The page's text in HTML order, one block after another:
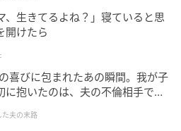
ットの上にベルトバッグでウ
も新鮮。「このスタイルはわ
マークをしています。少し
、スタイリングにメリハリも
生きてるよね？」寝ていると思
開けたら
びに包まれたあの瞬間。我が子
に抱いたのは、夫の不倫相手でし
た夫の末路